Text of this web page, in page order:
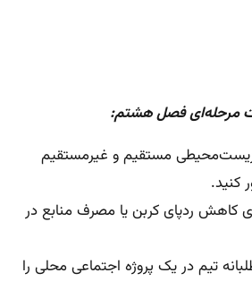
مرحله‌ای فصل هشتم:
زیست‌محیطی مستقیم و غیرمستقیم
کنید.
کاهش ردپای کربن یا مصرف منابع در
تیم در یک پروژه اجتماعی محلی را